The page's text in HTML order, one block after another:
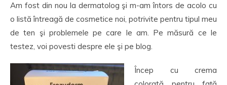
Am fost din nou la dermatolog şi m-am întors de acolo cu
o listă întreagă de cosmetice noi, potrivite pentru tipul meu
de ten şi problemele pe care le am. Pe măsură ce le
testez, voi povesti despre ele şi pe blog.
Încep cu crema